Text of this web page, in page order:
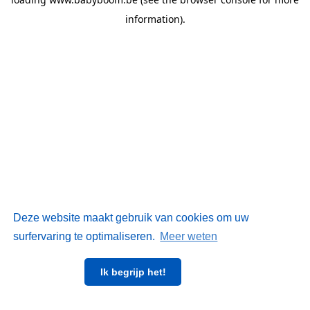
Deze website maakt gebruik van cookies om uw
surfervaring te optimaliseren. Meer weten
Ik begrijp het!
information).